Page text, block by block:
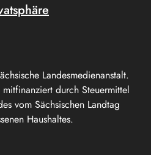
Landesmedienanstalt.
durch Steuermittel
vom Sächsischen Landtag
Haushaltes.